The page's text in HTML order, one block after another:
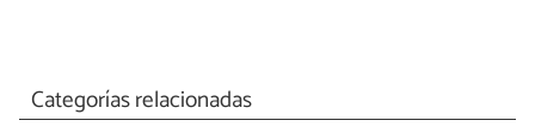
Categorías relacionadas